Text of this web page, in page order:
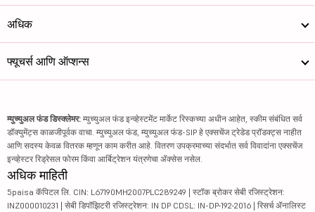
अधिक
फ्यूचर्स आणि ऑप्शन्स
म्युच्युअल फंड डिस्क्लेमर: म्युच्युअल फंड इन्व्हेस्टमेंट मार्केट रिस्कच्या अधीन आहेत, स्कीम संबंधित सर्व
डॉक्युमेंट्स काळजीपूर्वक वाचा. म्युच्युअल फंड, म्युच्युअल फंड-SIP हे एक्सचेंज ट्रेडेड प्रॉडक्ट्स नाहीत
आणि सदस्य केवळ वितरक म्हणून काम करीत आहे. वितरण उपक्रमाच्या संदर्भात सर्व विवादांना एक्सचेंज
इन्व्हेस्टर रिड्रेसल फोरम किंवा आर्बिट्रेशन यंत्रणेचा ॲक्सेस नसेल.
अधिक माहिती
5paisa कॅपिटल लि. CIN: L67190MH2007PLC289249 | स्टॉक ब्रोकर सेबी रजिस्ट्रेशन:
INZ000010231 | सेबी डिपॉझिटरी रजिस्ट्रेशन: IN DP CDSL: IN-DP-192-2016 | रिसर्च ॲनालिस्ट